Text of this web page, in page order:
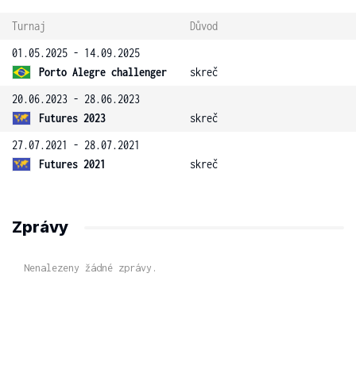
Turnaj
Důvod
01.05.2025 - 14.09.2025
Porto Alegre challenger
skreč
20.06.2023 - 28.06.2023
Futures 2023
skreč
27.07.2021 - 28.07.2021
Futures 2021
skreč
Zprávy
Nenalezeny žádné zprávy.